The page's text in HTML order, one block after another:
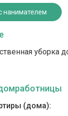
нанимателем
уборка
(дома):